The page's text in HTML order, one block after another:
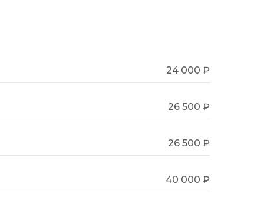
24 000 ₽
26 500 ₽
26 500 ₽
40 000 ₽